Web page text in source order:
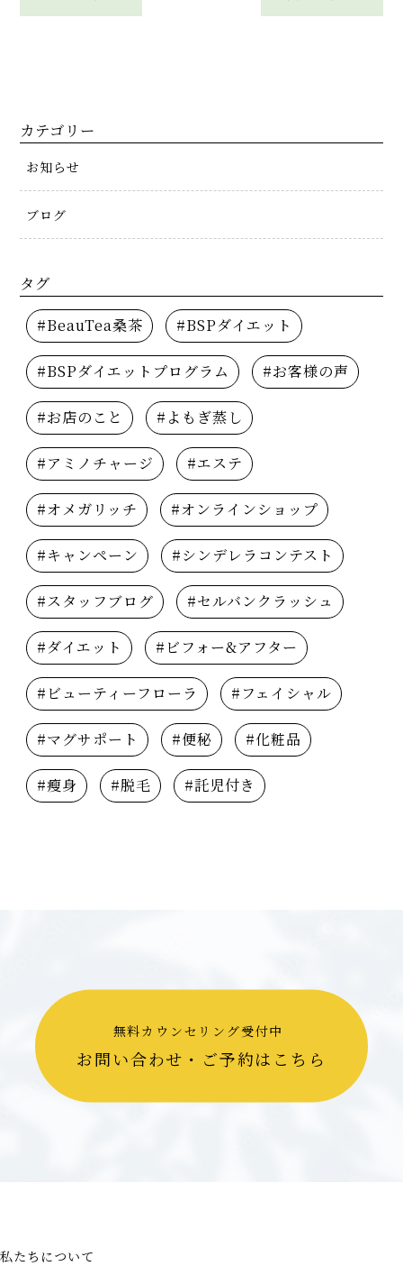
カテゴリー
お知らせ
ブログ
タグ
#BeauTea桑茶 #BSPダイエット
#BSPダイエットプログラム #お客様の声
#お店のこと #よもぎ蒸し
#アミノチャージ #エステ
#オメガリッチ #オンラインショップ
#キャンペーン #シンデレラコンテスト
#スタッフブログ #セルバンクラッシュ
#ダイエット #ビフォー&アフター
#ビューティーフローラ #フェイシャル
#マグサポート #便秘 #化粧品
#瘦身 #脱毛 #託児付き
無料カウンセリング受付中
お問い合わせ・ご予約はこちら
私たちについて